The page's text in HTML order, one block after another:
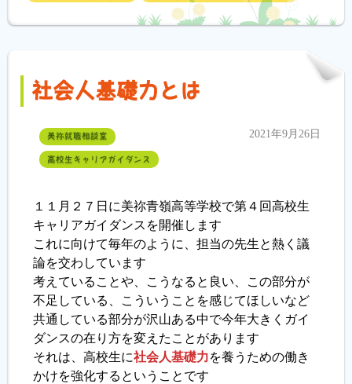
社会人基礎力とは
美祢就職相談室
高校生キャリアガイダンス
2021年9月26日
１１月２７日に美祢青嶺高等学校で第４回高校生
キャリアガイダンスを開催します
これに向けて毎年のように、担当の先生と熱く議
論を交わしています
考えていることや、こうなると良い、この部分が
不足している、こういうことを感じてほしいなど
共通している部分が沢山ある中で今年大きくガイ
ダンスの在り方を変えたことがあります
それは、高校生に社会人基礎力を養うための働き
かけを強化するということです